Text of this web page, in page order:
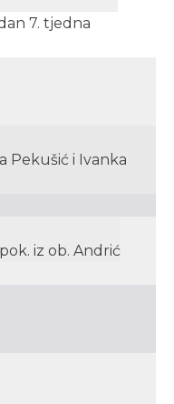
7. tjedna
Pekušić i Ivanka
iz ob. Andrić